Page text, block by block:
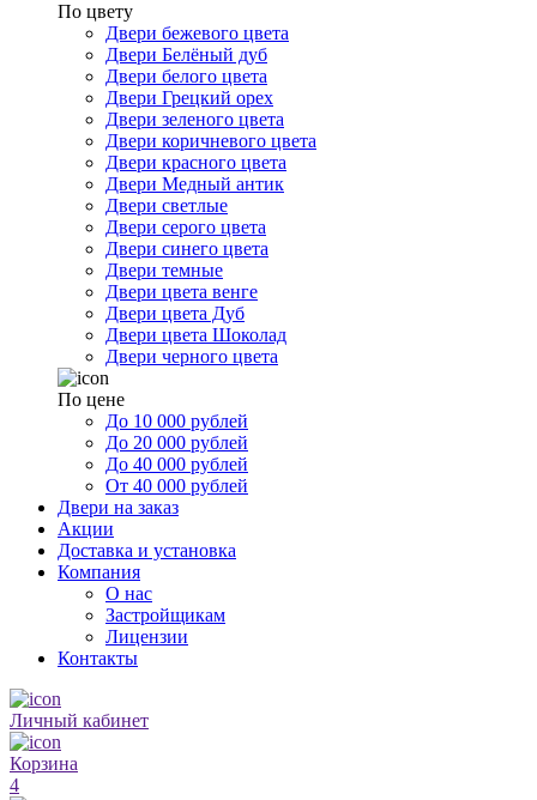
По цвету
Двери бежевого цвета
Двери Белёный дуб
Двери белого цвета
Двери Грецкий орех
Двери зеленого цвета
Двери коричневого цвета
Двери красного цвета
Двери Медный антик
Двери светлые
Двери серого цвета
Двери синего цвета
Двери темные
Двери цвета венге
Двери цвета Дуб
Двери цвета Шоколад
Двери черного цвета
По цене
До 10 000 рублей
До 20 000 рублей
До 40 000 рублей
От 40 000 рублей
Двери на заказ
Акции
Доставка и установка
Компания
О нас
Застройщикам
Лицензии
Контакты
Личный кабинет
Корзина
4